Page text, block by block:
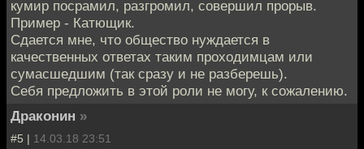
кумир посрамил, разгромил, совершил прорыв.
Пример - Катющик.
Сдается мне, что общество нуждается в
качественных ответах таким проходимцам или
сумасшедшим (так сразу и не разберешь).
Себя предложить в этой роли не могу, к сожалению.
Драконин »
#5 | 14.03.18 23:51